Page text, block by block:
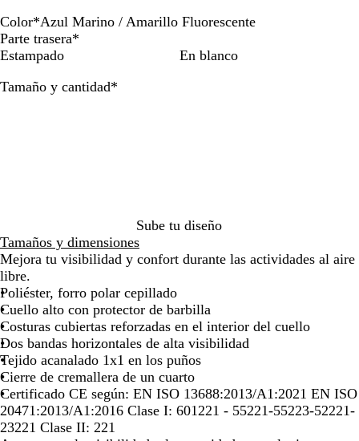
para
moverte
por
imagen
para
por
Color*Azul Marino / Amarillo Fluorescente
A
m
r
r
e
s
c
e
n
t
e
P
l
m
l
o
F
l
u
o
r
e
s
c
e
n
V
e
d
A
m
a
r
i
l
l
o
F
l
u
o
A
z
l
m
a
r
i
l
l
o
F
l
u
o
r
A
z
l
a
r
a
n
j
a
F
l
u
o
r
e
Parte trasera*
Estampado
En blanco
Tamaño y cantidad*
Sube tu diseño
Tamaños y dimensiones
Mejora tu visibilidad y confort durante las actividades al aire
libre.
Poliéster, forro polar cepillado
Cuello alto con protector de barbilla
Costuras cubiertas reforzadas en el interior del cuello
Dos bandas horizontales de alta visibilidad
Tejido acanalado 1x1 en los puños
Cierre de cremallera de un cuarto
Certificado CE según: EN ISO 13688:2013/A1:2021 EN ISO
20471:2013/A1:2016 Clase I: 601221 - 55221-55223-52221-
23221 Clase II: 221